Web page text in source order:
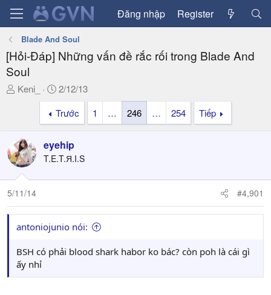
Đăng nhập Register
Blade And Soul
[Hỏi-Đáp] Những vấn đề rắc rối trong Blade And
Soul
T
a
d
s
t
a
t
e
Keni_
N
g
à
y
g
ử
2/12/13
Trước
1 … 246 … 254 Tiếp
eyehip
T.E.T.Я.I.S
5/11/14 #4,901
antoniojunio nói:
BSH có phải blood shark habor ko bác? còn poh là cái gì
ấy nhỉ